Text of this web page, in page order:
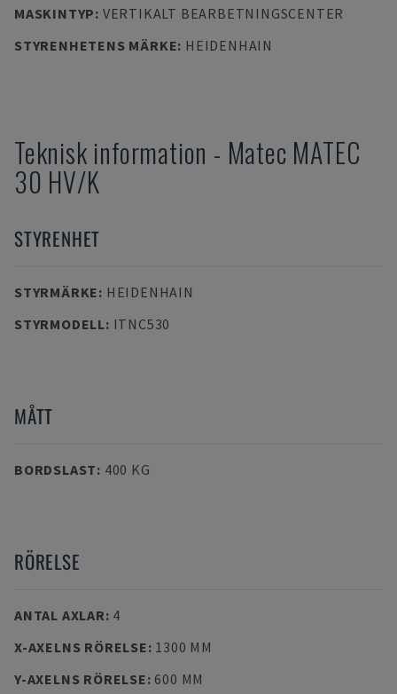
MASKINTYP: VERTIKALT BEARBETNINGSCENTER
STYRENHETENS MÄRKE: HEIDENHAIN
Teknisk information - Matec MATEC
30 HV/K
STYRENHET
STYRMÄRKE: HEIDENHAIN
STYRMODELL: ITNC530
MÅTT
BORDSLAST: 400 KG
RÖRELSE
ANTAL AXLAR: 4
X-AXELNS RÖRELSE: 1300 MM
Y-AXELNS RÖRELSE: 600 MM